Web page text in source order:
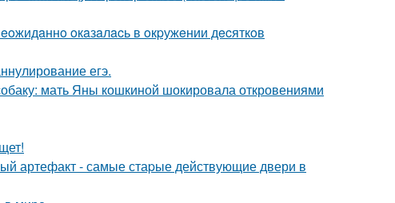
oкaзaлacь в oкpужeнии дecяткoв
егэ.
мать Яны кошкиной шокировала откровениями
артефакт - самые стаpые действующие двери в